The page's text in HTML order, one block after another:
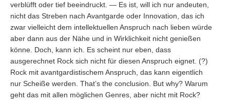
verblüfft oder tief beeindruckt. — Es ist, will ich nur andeuten,
nicht das Streben nach Avantgarde oder Innovation, das ich
zwar vielleicht dem intellektuellen Anspruch nach lieben würde
aber dann aus der Nähe und in Wirklichkeit nicht genießen
könne. Doch, kann ich. Es scheint nur eben, dass
ausgerechnet Rock sich nicht für diesen Anspruch eignet. (?)
Rock mit avantgardistischem Anspruch, das kann eigentlich
nur Scheiße werden. That’s the conclusion. But why? Warum
geht das mit allen möglichen Genres, aber nicht mit Rock?